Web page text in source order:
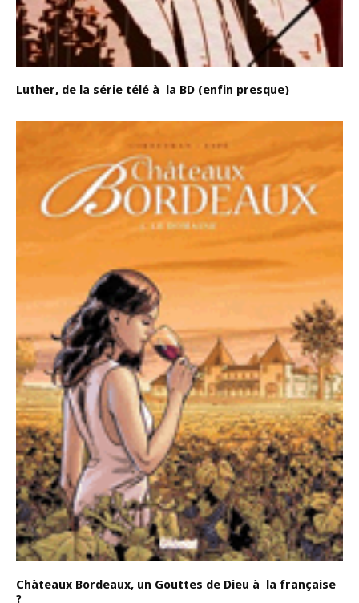
Luther, de la série télé à la BD (enfin presque)
Chàteaux Bordeaux, un Gouttes de Dieu à la française
?